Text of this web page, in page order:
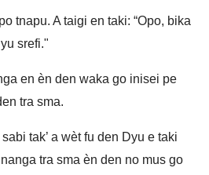
tnapu. A taigi en taki: “Opo, bika
srefi."
en èn den waka go inisei pe
tra sma.
tak’ a wèt fu den Dyu e taki
tra sma èn den no mus go